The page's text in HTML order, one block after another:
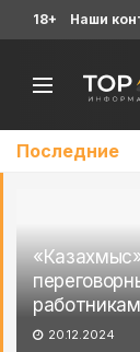
Последние
20.12.2024
18+ Наши